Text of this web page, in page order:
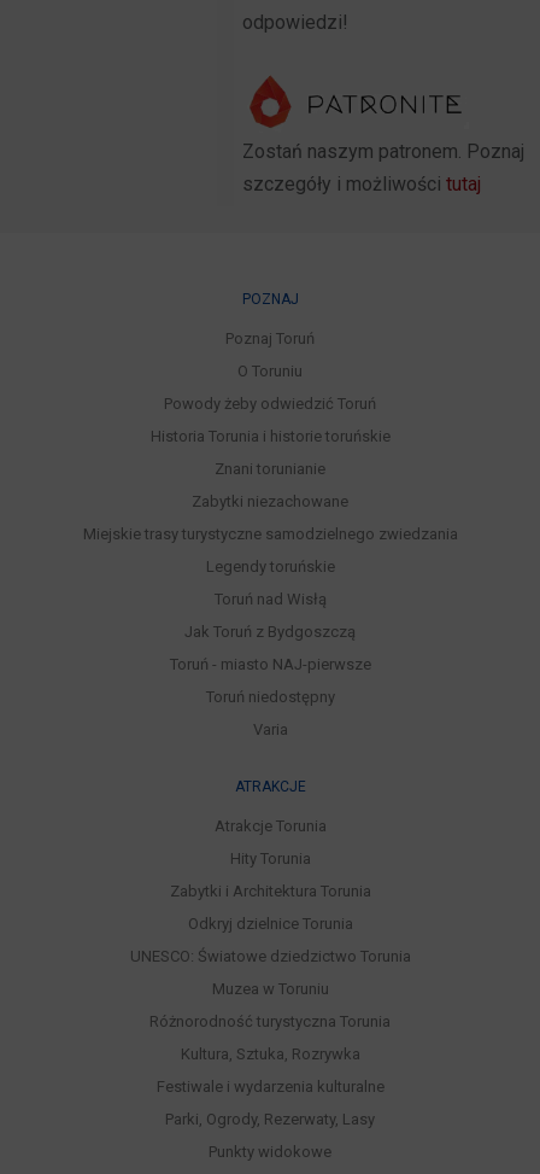
odpowiedzi!
Zostań naszym patronem. Poznaj
szczegóły i możliwości tutaj
POZNAJ
Poznaj Toruń
O Toruniu
Powody żeby odwiedzić Toruń
Historia Torunia i historie toruńskie
Znani torunianie
Zabytki niezachowane
Miejskie trasy turystyczne samodzielnego zwiedzania
Legendy toruńskie
Toruń nad Wisłą
Jak Toruń z Bydgoszczą
Toruń - miasto NAJ-pierwsze
Toruń niedostępny
Varia
ATRAKCJE
Atrakcje Torunia
Hity Torunia
Zabytki i Architektura Torunia
Odkryj dzielnice Torunia
UNESCO: Światowe dziedzictwo Torunia
Muzea w Toruniu
Różnorodność turystyczna Torunia
Kultura, Sztuka, Rozrywka
Festiwale i wydarzenia kulturalne
Parki, Ogrody, Rezerwaty, Lasy
Punkty widokowe